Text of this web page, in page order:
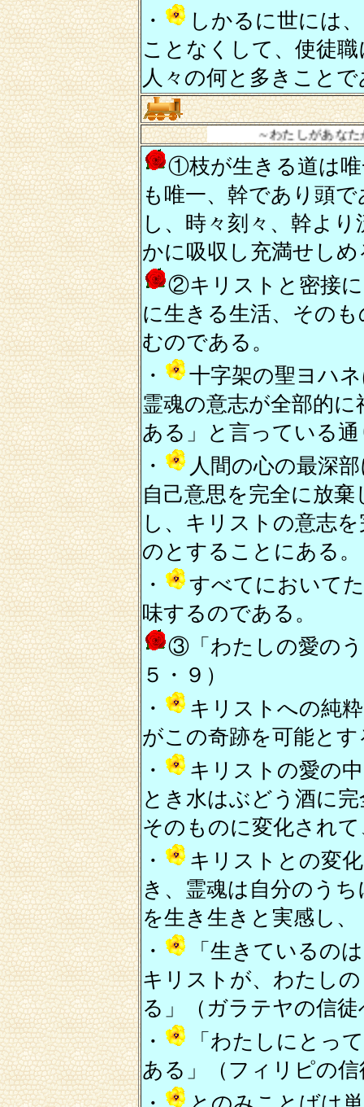
・
しかるに世には
ことなくして、使徒
人々の何と多きこと
～わたしがあなたがたを選んだ
①枝が生きる道は唯
も唯一、幹であり頭
し、時々刻々、幹よ
かに吸収し充満せし
②キリストと密接
に生きる生活、その
むのである。
・
十字架の聖ヨハ
霊魂の意志が全部的
ある」と言っている通
・
人間の心の最深
自己意思を完全に放
し、キリストの意志
のとすることにある。
・
すべてにおいて
味するのである。
③「わたしの愛の
５・９）
・
キリストへの純
がこの奇跡を可能とす
・
キリストの愛の
とき水はぶどう酒に
そのものに変化され
・
キリストとの変
き、霊魂は自分のう
を生き生きと実感し、
・
「生きているの
キリストが、わたし
る」（ガラテヤの信
・
「わたしにとっ
ある」（フィリピの